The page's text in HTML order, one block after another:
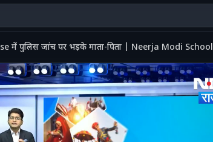
में पुलिस जांच पर भड़के माता-पिता | Neerja Modi School